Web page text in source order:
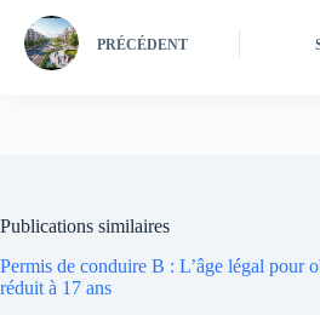
PRÉCÉDENT
Publications similaires
Permis de conduire B : L’âge légal pour
réduit à 17 ans